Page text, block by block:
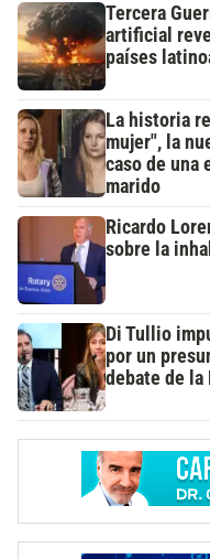
Tercera
artificial
países
La historia
mujer", la
caso de una
marido
Ricardo
sobre la
Di Tullio
por un
debate de la